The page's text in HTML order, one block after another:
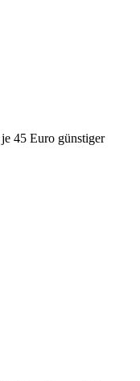
45 Euro günstiger